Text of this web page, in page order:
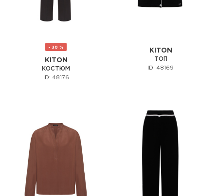
- 30 %
KITON
КОСТЮМ
ID: 48176
KITON
ТОП
ID: 48169